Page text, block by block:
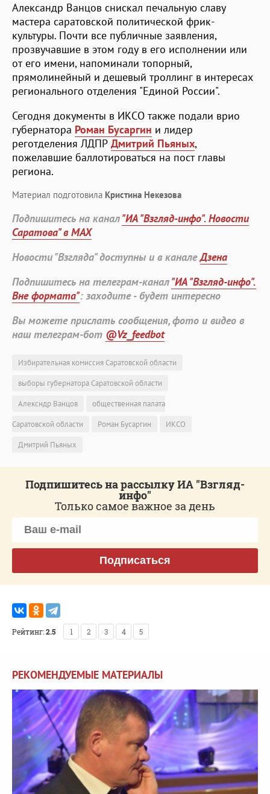
Александр Ванцов снискал печальную славу
мастера саратовской политической фрик-
культуры. Почти все публичные заявления,
прозвучавшие в этом году в его исполнении или
от его имени, напоминали топорный,
прямолинейный и дешевый троллинг в интересах
регионального отделения "Единой России".
Сегодня документы в ИКСО также подали врио
губернатора Роман Бусаргин и лидер
реготделения ЛДПР Дмитрий Пьяных,
пожелавшие баллотироваться на пост главы
региона.
Материал подготовила Кристина Некезова
Подпишитесь на канал"ИА "Взгляд-инфо". Новости
Саратова" в MAX
Новости "Взгляда" доступны и в каналеДзена
Подпишитесь на телеграм-канал"ИА "Взгляд-инфо".
Вне формата": заходите - будет интересно
Вы можете прислать сообщения, фото и видео в
наш телеграм-бот @Vz_feedbot
Избирательная комиссия Саратовской области
выборы губернатора Саратовской области
Алексндр Ванцов
общественная палата
Саратовской области
Роман Бусаргин
ИКСО
Дмитрий Пьяных
Подпишитесь на рассылку ИА "Взгляд-
инфо"
Только самое важное за день
Подписаться
Рейтинг:2.5 1 2 3 4 5
РЕКОМЕНДУЕМЫЕ МАТЕРИАЛЫ